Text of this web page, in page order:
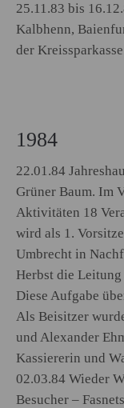
25.11.83 bis
Kalbhenn,
der
1984
22.01.84
Grüner Baum. Im
Aktivitäten 18
wird als 1.
Umbrecht in
Herbst die Leitung
Diese Aufgabe
Als Beisitzer
und Alexander
Kassiererin und
02.03.84 Wieder
Besucher –